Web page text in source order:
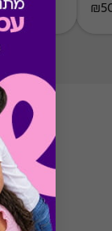
* מבוהר
קארד
* במקרה
באפשרות
₪1000